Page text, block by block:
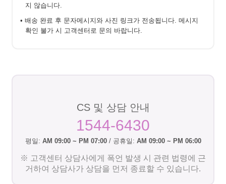
지 않습니다.
• 배송 완료 후 문자메시지와 사진 링크가 전송됩니다. 메시지
확인 불가 시 고객센터로 문의 바랍니다.
CS 및 상담 안내
1544-6430
평일: AM 09:00 ~ PM 07:00 / 공휴일: AM 09:00 ~ PM 06:00
※ 고객센터 상담사에게 폭언 발생 시 관련 법령에 근
거하여 상담사가 상담을 먼저 종료할 수 있습니다.